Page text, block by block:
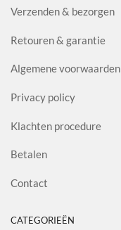
Verzenden & bezorgen
Retouren & garantie
Algemene voorwaarden
Privacy policy
Klachten procedure
Betalen
Contact
CATEGORIEËN